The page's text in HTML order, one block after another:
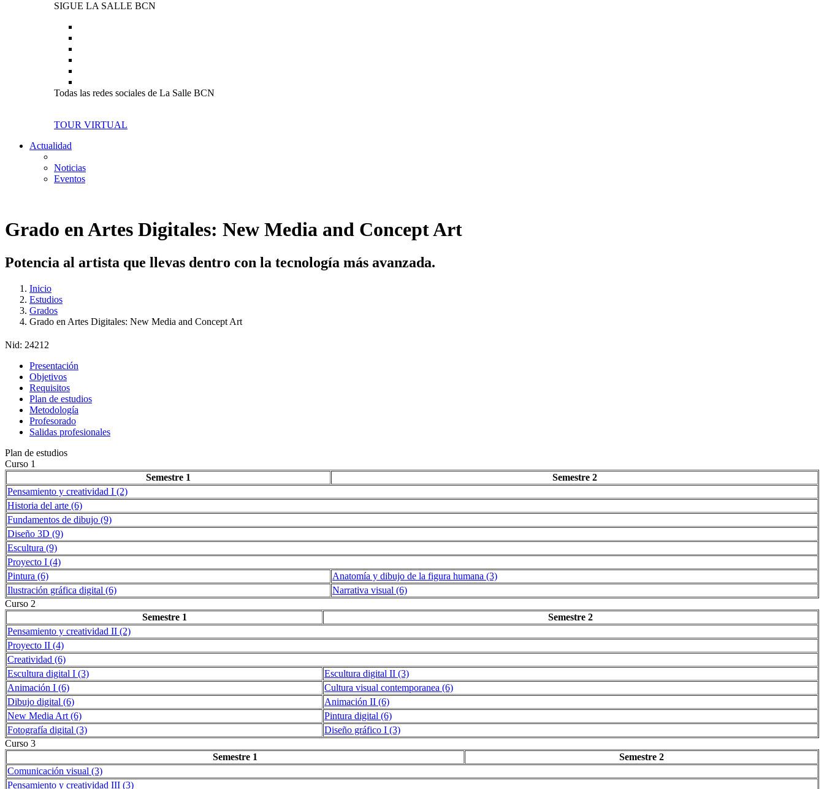
SIGUE LA SALLE BCN
Todas las redes sociales de La Salle BCN
TOUR VIRTUAL
Actualidad
Noticias
Eventos
Grado en Artes Digitales: New Media and Concept Art
Potencia al artista que llevas dentro con la tecnología más avanzada.
Inicio
Estudios
Grados
Grado en Artes Digitales: New Media and Concept Art
Nid: 24212
Presentación
Objetivos
Requisitos
Plan de estudios
Metodología
Profesorado
Salidas profesionales
Plan de estudios
Curso 1
Semestre 1
Semestre 2
Pensamiento y creatividad I (2)
Historia del arte (6)
Fundamentos de dibujo (9)
Diseño 3D (9)
Escultura (9)
Proyecto I (4)
Pintura (6)
Anatomía y dibujo de la figura humana (3)
Ilustración gráfica digital (6)
Narrativa visual (6)
Curso 2
Semestre 1
Semestre 2
Pensamiento y creatividad II (2)
Proyecto II (4)
Creatividad (6)
Escultura digital I (3)
Escultura digital II (3)
Animación I (6)
Cultura visual contemporanea (6)
Dibujo digital (6)
Animación II (6)
New Media Art (6)
Pintura digital (6)
Fotografía digital (3)
Diseño gráfico I (3)
Curso 3
Semestre 1
Semestre 2
Comunicación visual (3)
Pensamiento y creatividad III (3)